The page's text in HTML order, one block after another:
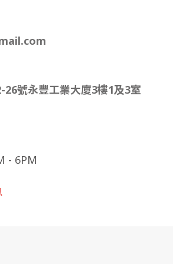
26號永豐工業大廈3樓1及3室
- 6PM